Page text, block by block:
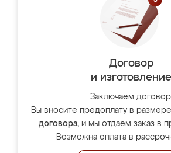
Договор
и изготовление
Заключаем
Вы вносите предоплату в размере
договора, и мы отдаём заказ в
Возможна оплата в